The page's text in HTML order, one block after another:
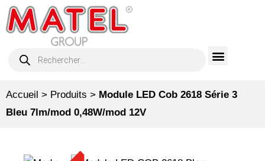
Accueil > Produits > Module LED Cob 2618 Série 3
Bleu 7lm/mod 0,48W/mod 12V